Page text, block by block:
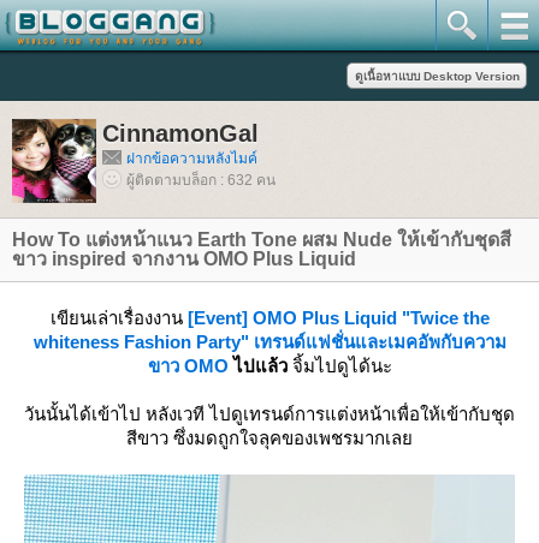
CinnamonGal
ฝากข้อความหลังไมค์
ผู้ติดตามบล็อก : 632 คน
How To แต่งหน้าแนว Earth Tone ผสม Nude ให้เข้ากับชุดสี
ขาว inspired จากงาน OMO Plus Liquid
เขียนเล่าเรื่องงาน [Event] OMO Plus Liquid "Twice the
whiteness Fashion Party" เทรนด์แฟชั่นและเมคอัพกับความ
ขาว OMOไปแล้วจิ้มไปดูได้นะ
วันนั้นได้เข้าไป หลังเวที ไปดูเทรนด์การแต่งหน้าเพื่อให้เข้ากับชุด
สีขาว ซึ่งมดถูกใจลุคของเพชรมากเล